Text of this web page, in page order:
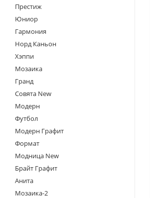
Престиж
Юниор
Гармония
Норд Каньон
Хэппи
Мозаика
Гранд
Совята New
Модерн
Футбол
Модерн Графит
Формат
Модница New
Брайт Графит
Анита
Мозаика-2